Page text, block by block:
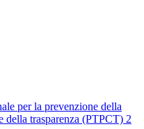
per la prevenzione della
della trasparenza (PTPCT) 2